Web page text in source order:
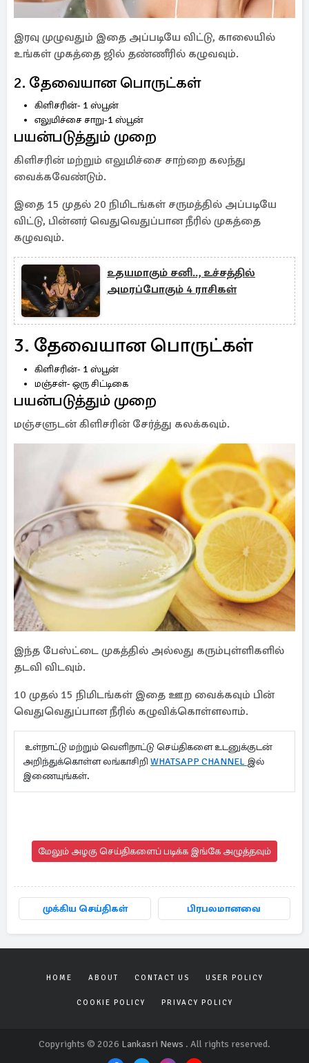
இரவு முழுவதும் இதை அப்படியே விட்டு, காலையில்
உங்கள் முகத்தை ஜில் தண்ணீரில் கழுவவும்.
2. தேவையான பொருட்கள்
கிளிசரின்- 1 ஸ்பூன்
எலுமிச்சை சாறு-1 ஸ்பூன்
பயன்படுத்தும் முறை
கிளிசரின் மற்றும் எலுமிச்சை சாற்றை கலந்து
வைக்கவேண்டும்.
இதை 15 முதல் 20 நிமிடங்கள் சருமத்தில் அப்படியே
விட்டு, பின்னர் வெதுவெதுப்பான நீரில் முகத்தை
கழுவவும்.
உதயமாகும் சனி.., உச்சத்தில்
அமரப்போகும் 4 ராசிகள்
3. தேவையான பொருட்கள்
கிளிசரின்- 1 ஸ்பூன்
மஞ்சள்- ஒரு சிட்டிகை
பயன்படுத்தும் முறை
மஞ்சளுடன் கிளிசரின் சேர்த்து கலக்கவும்.
இந்த பேஸ்ட்டை முகத்தில் அல்லது கரும்புள்ளிகளில்
தடவி விடவும்.
10 முதல் 15 நிமிடங்கள் இதை ஊற வைக்கவும் பின்
வெதுவெதுப்பான நீரில் கழுவிக்கொள்ளலாம்.
உள்நாட்டு மற்றும் வெளிநாட்டு செய்திகளை உடனுக்குடன்
அறிந்துக்கொள்ள லங்காசிறி WHATSAPP CHANNEL இல்
இணையுங்கள்.
மேலும் அழகு செய்திகளைப் படிக்க இங்கே அழுத்தவும்
முக்கிய செய்திகள் பிரபலமானவை
HOME ABOUT CONTACT US USER POLICY
COOKIE POLICY PRIVACY POLICY
Copyrights © 2026 Lankasri News . All rights reserved.